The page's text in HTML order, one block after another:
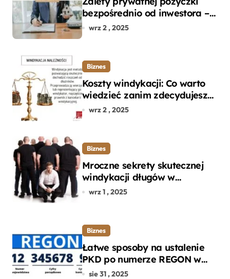
bezpośrednio od inwestora –
dlaczego warto?
wrz 2 , 2025
Biznes
Koszty windykacji: Co warto
wiedzieć zanim zdecydujesz
się na odzyskanie długu?
wrz 2 , 2025
Biznes
Mroczne sekrety skutecznej
windykacji długów w
departamencie windykacji
wrz 1 , 2025
Biznes
Łatwe sposoby na ustalenie
PKD po numerze REGON w
kilku prostych krokach
sie 31 , 2025